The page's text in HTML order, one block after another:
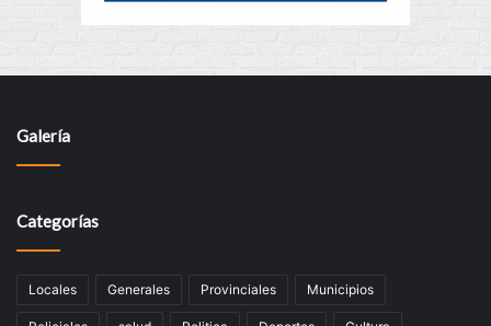
Galería
Categorías
Locales Generales Provinciales Municipios